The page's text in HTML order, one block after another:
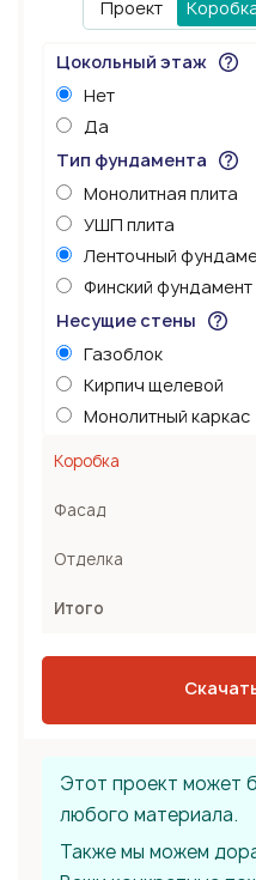
Проект
Цокольный этаж
Нет
Да
Тип фундамента
Монолитная плита
УШП плита
Ленточный
Финский фундамент
Несущие стены
Газоблок
Кирпич щелевой
Монолитный каркас
Бетонные стены
Сборное из ЖБ плит
Коробка
Фасад
Отделка
Итого
Этот проект может
любого материала.
Также мы можем